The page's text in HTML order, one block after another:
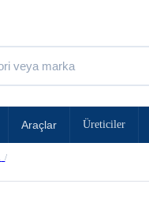
Araçlar Üreticiler
/